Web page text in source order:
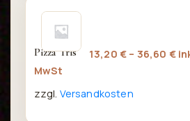
können
Produktseite
gewählt
werden
Pizza Tris 13,20 € – 36,60 €
MwSt
zzgl. Versandkosten
Dieses
Produkt
weist
Varianten
auf.